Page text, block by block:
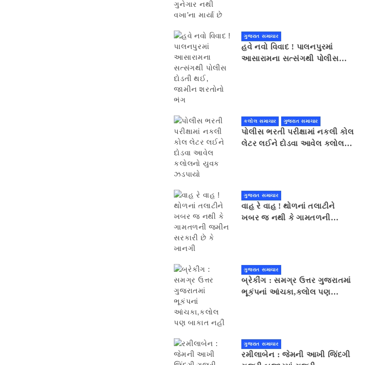
ગુજરાત સમાચાર
હવે નવો વિવાદ ! પાલનપુરમાં
આસારામના સત્સંગથી પોલીસ
કલોલ સમાચાર ગુજરાત સમાચાર
પોલીસ ભરતી પરીક્ષામાં નકલી કોલ
લેટર લઈને દોડવા આવેલ કલોલનો
ગુજરાત સમાચાર
વાહ રે વાહ ! થોળનાં તલાટીને
ખબર જ નથી કે ગામતળની
ગુજરાત સમાચાર
બ્રેકીંગ : સમગ્ર ઉત્તર ગુજરાતમાં
ભૂકંપનાં આંચકા,કલોલ પણ
ગુજરાત સમાચાર
રમીલાબેન : જેમની આખી જિંદગી